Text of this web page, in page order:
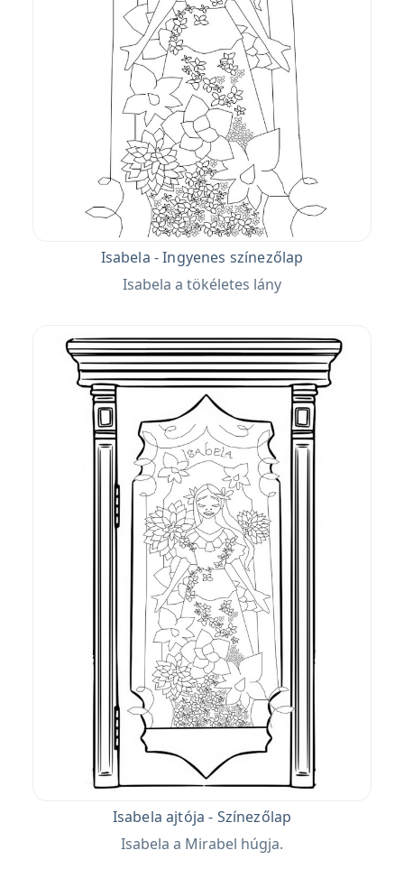
Isabela - Ingyenes színezőlap
Isabela a tökéletes lány
Isabela ajtója - Színezőlap
Isabela a Mirabel húgja.